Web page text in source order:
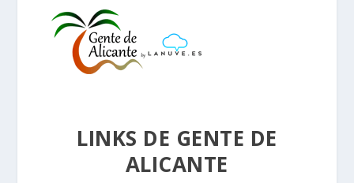
LINKS DE GENTE DE
ALICANTE